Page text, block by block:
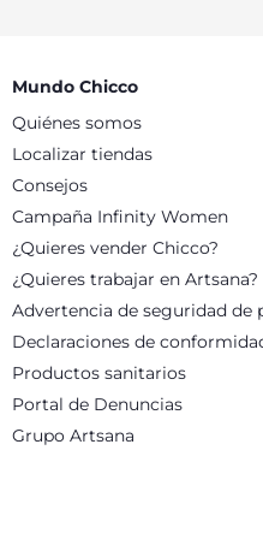
en exceso de la
Mundo Chicco
Quiénes somos
Localizar tiendas
Consejos
Campaña Infinity Women
¿Quieres vender Chicco?
¿Quieres trabajar en Artsana?
Advertencia de seguridad de
Declaraciones de
Productos sanitarios
Portal de Denuncias
Grupo Artsana